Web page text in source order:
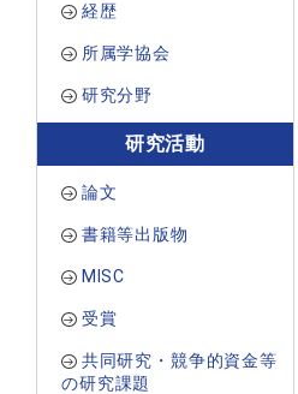
経歴
所属学協会
研究分野
研究活動
論文
書籍等出版物
MISC
受賞
共同研究・競争的資金等
の研究課題